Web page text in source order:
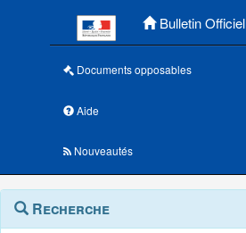
Bulletin Officiel
Documents opposables
Aide
Nouveautés
Navigation
Menu
contextuel
Recherche